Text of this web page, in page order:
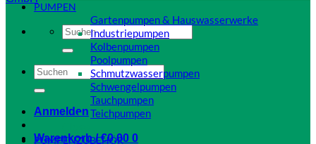
Suchen
nach:
Suchen
nach:
Anmelden
Warenkorb /€0,00 0
PUMPEN
Gartenpumpen & Hauswasserwerke
Industriepumpen
Kolbenpumpen
Poolpumpen
Schmutzwasserpumpen
Schwengelpumpen
Tauchpumpen
Teichpumpen
PUMPENZUBEHÖR